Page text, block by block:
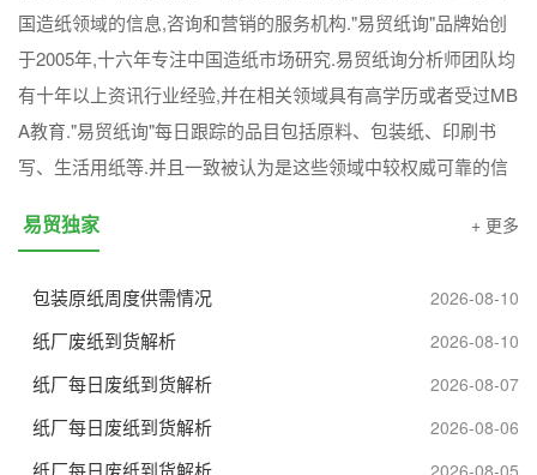
国造纸领域的信息,咨询和营销的服务机构."易贸纸询"品牌始创
于2005年,十六年专注中国造纸市场研究.易贸纸询分析师团队均
有十年以上资讯行业经验,并在相关领域具有高学历或者受过MB
A教育."易贸纸询"每日跟踪的品目包括原料、包装纸、印刷书
写、生活用纸等.并且一致被认为是这些领域中较权威可靠的信
易贸独家 + 更多
包装原纸周度供需情况 2026-08-10
纸厂废纸到货解析 2026-08-10
纸厂每日废纸到货解析 2026-08-07
纸厂每日废纸到货解析 2026-08-06
纸厂每日废纸到货解析 2026-08-05